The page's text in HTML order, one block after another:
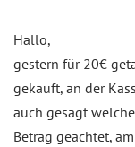
Hallo,
gestern für 20€
gekauft, an der
auch gesagt
Betrag geachtet,